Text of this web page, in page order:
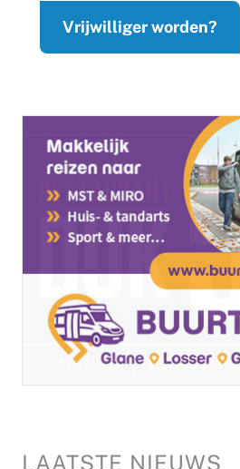
Vrijwilliger worden?
LAATSTE NIEUWS